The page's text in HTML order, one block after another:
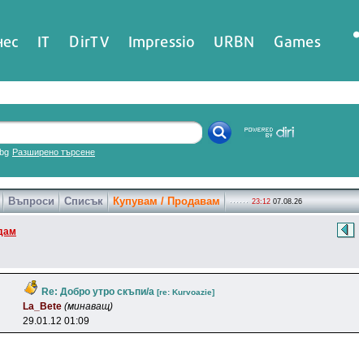
IT DirTV Impressio URBN Games
Разширено търсене
Въпроси Списък Купувам / Продавам 23:12 07.08.26
Re: Добро утро скъпи/а [re: Kurvoazie]
La_Bete (минаващ)
29.01.12 01:09